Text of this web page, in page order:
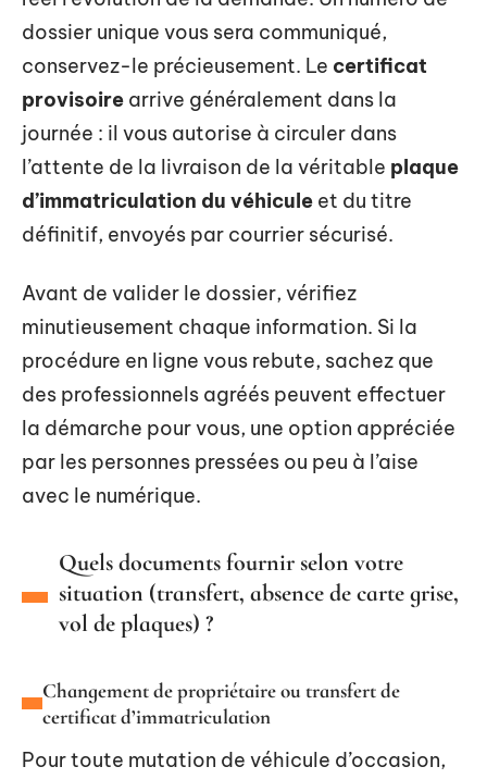
dossier unique vous sera communiqué,
conservez-le précieusement. Le certificat
provisoire arrive généralement dans la
journée : il vous autorise à circuler dans
l’attente de la livraison de la véritable plaque
d’immatriculation du véhicule et du titre
définitif, envoyés par courrier sécurisé.
Avant de valider le dossier, vérifiez
minutieusement chaque information. Si la
procédure en ligne vous rebute, sachez que
des professionnels agréés peuvent effectuer
la démarche pour vous, une option appréciée
par les personnes pressées ou peu à l’aise
avec le numérique.
Quels documents fournir selon votre
situation (transfert, absence de carte grise,
vol de plaques) ?
Changement de propriétaire ou transfert de
certificat d’immatriculation
Pour toute mutation de véhicule d’occasion,